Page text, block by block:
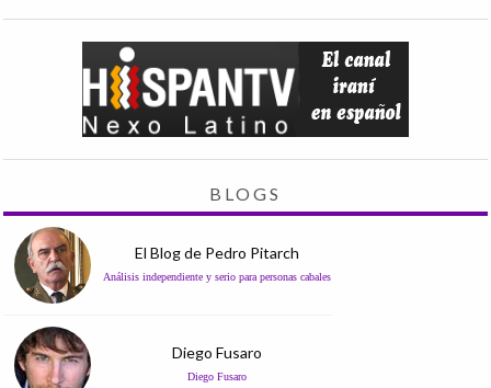
BLOGS
El Blog de Pedro Pitarch
Análisis independiente y serio para personas cabales
Diego Fusaro
Diego Fusaro